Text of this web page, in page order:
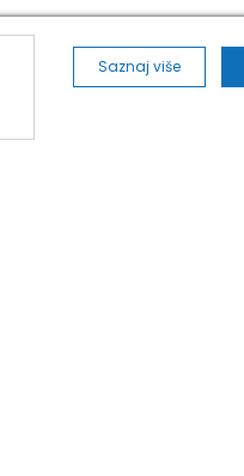
ALVOS NOVA PAZOVA
Saznaj više